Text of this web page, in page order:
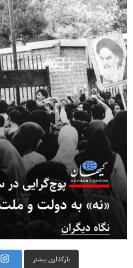
بارگذاری بیشتر